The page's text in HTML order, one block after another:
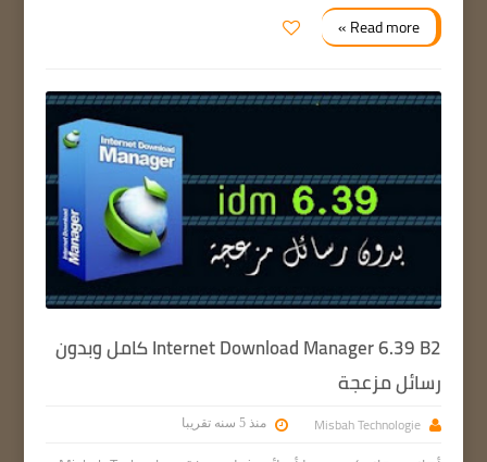
Read more »
Internet Download Manager 6.39 B2 كامل وبدون
رسائل مزعجة
Misbah Technologie منذ 5 سنه تقريبا